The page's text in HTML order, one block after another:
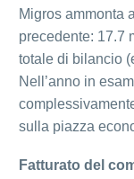
Migros ammonta
precedente: 17.7
totale di bilancio
Nell’anno in
sulla piazza
Fatturato del